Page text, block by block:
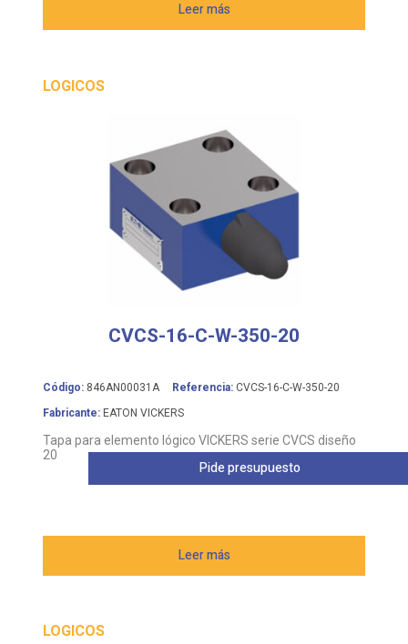
Leer más
LOGICOS
CVCS-16-C-W-350-20
Código: 846AN00031A Referencia: CVCS-16-C-W-350-20
Fabricante: EATON VICKERS
Tapa para elemento lógico VICKERS serie CVCS diseño
20
Leer más
Pide presupuesto
LOGICOS